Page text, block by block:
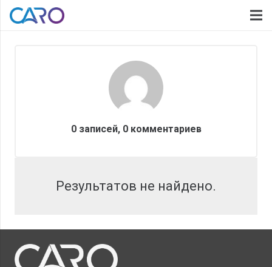
0 записей, 0 комментариев
Результатов не найдено.